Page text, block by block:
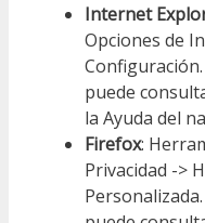
Internet
Opciones de
puede
la Ayuda del
Firefox:
Privacidad ->